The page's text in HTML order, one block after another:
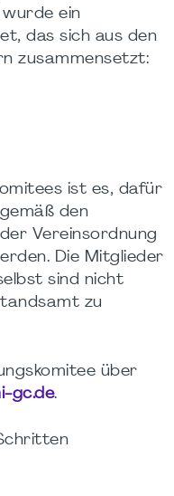
ein
das sich aus den
zusammensetzt:
ist es, dafür
den
Vereinsordnung
Die Mitglieder
sind nicht
zu
über
gc.de.